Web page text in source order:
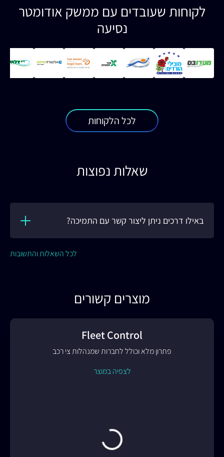
לקוחות שעובדים עם ממשק אודומטר
נסיעה
לכל הלקוחות
שאלות נפוצות
באילו דרכים ניתן ליצור קשר עם התמיכה?
לכל השאלות והתשובות
מוצרים קשורים
Fleet Control
פתרון מלא וכולל לחברות שמנהלות צי רכב
לצפיה במוצר